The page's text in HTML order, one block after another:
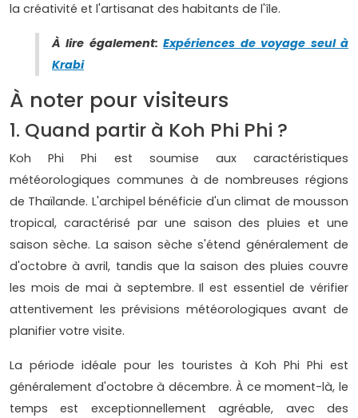
la créativité et l'artisanat des habitants de l'île.
À lire également:Expériences de voyage seul à
Krabi
À noter pour visiteurs
1. Quand partir à Koh Phi Phi ?
Koh Phi Phi est soumise aux caractéristiques
météorologiques communes à de nombreuses régions
de Thaïlande. L'archipel bénéficie d'un climat de mousson
tropical, caractérisé par une saison des pluies et une
saison sèche. La saison sèche s'étend généralement de
d'octobre à avril, tandis que la saison des pluies couvre
les mois de mai à septembre. Il est essentiel de vérifier
attentivement les prévisions météorologiques avant de
planifier votre visite.
La période idéale pour les touristes à Koh Phi Phi est
généralement d'octobre à décembre. À ce moment-là, le
temps est exceptionnellement agréable, avec des